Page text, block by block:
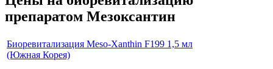
препаратом Мезоксантин
Биоревитализация Meso-Xanthin F199 1,5 мл
(Южная Корея)